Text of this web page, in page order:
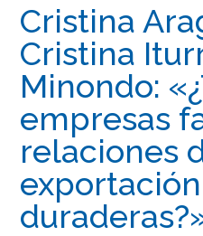
Cristina
Cristina
Minondo:
empresas
relaciones